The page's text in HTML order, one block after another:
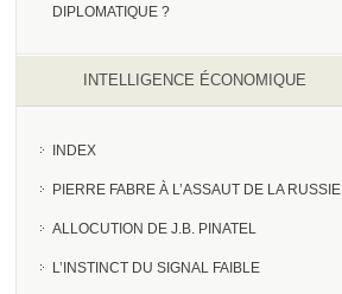
DIPLOMATIQUE ?
INTELLIGENCE ÉCONOMIQUE
INDEX
PIERRE FABRE À L’ASSAUT DE LA RUSSIE
ALLOCUTION DE J.B. PINATEL
L’INSTINCT DU SIGNAL FAIBLE